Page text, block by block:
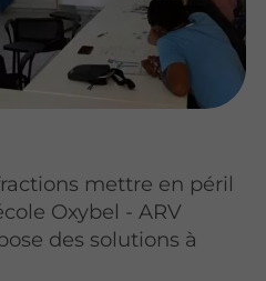
mettre en péril
Oxybel - ARV
des solutions à